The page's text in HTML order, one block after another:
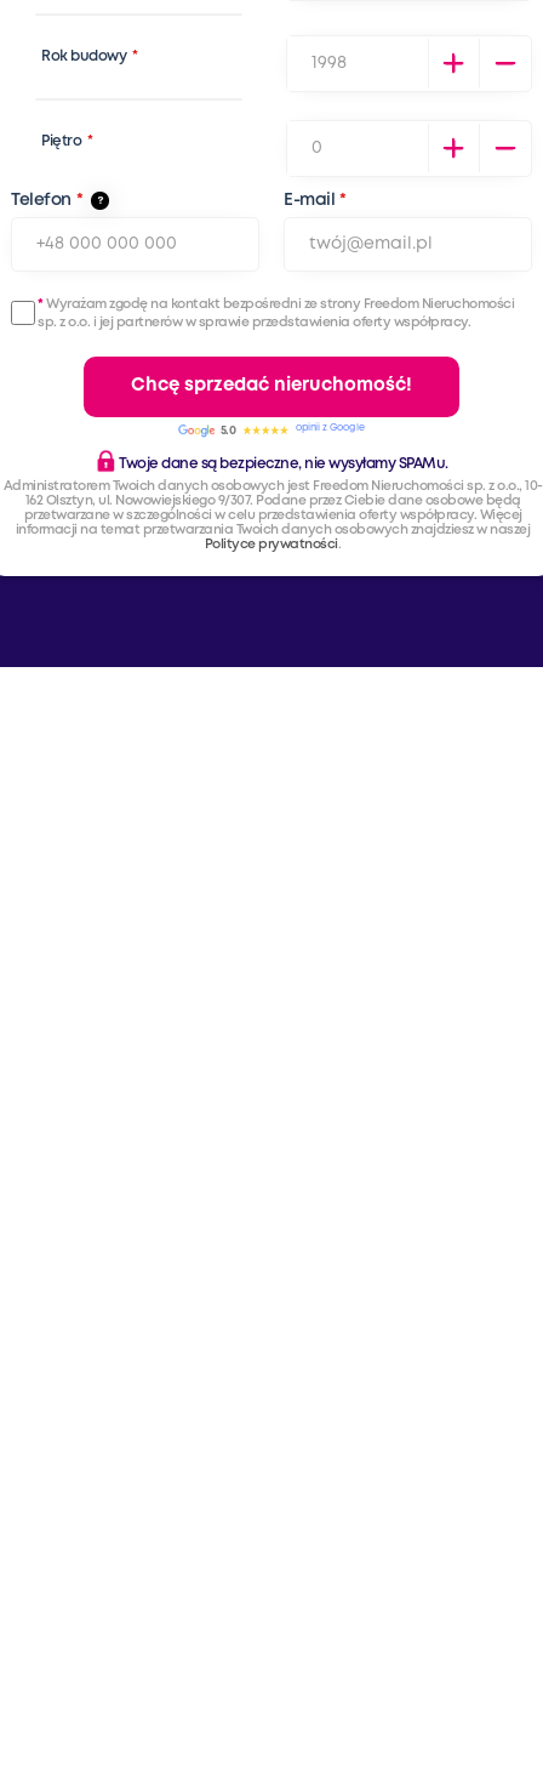
Rok budowy *
Piętro *
Telefon * E-mail *
* Wyrażam zgodę na kontakt bezpośredni ze strony Freedom Nieruchomości
sp. z o.o. i jej partnerów w sprawie przedstawienia oferty współpracy.
5.0 opinii z Google
Twoje dane są bezpieczne, nie wysyłamy SPAMu.
Administratorem Twoich danych osobowych jest Freedom Nieruchomości sp. z o.o., 10-
162 Olsztyn, ul. Nowowiejskiego 9/307. Podane przez Ciebie dane osobowe będą
przetwarzane w szczególności w celu przedstawienia oferty współpracy. Więcej
informacji na temat przetwarzania Twoich danych osobowych znajdziesz w naszej
Polityce prywatności .